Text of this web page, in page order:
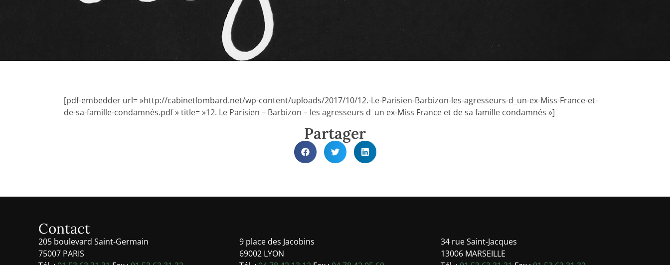
[pdf-embedder url= »http://cabinetlombard.net/wp-content/uploads/2017/10/12.-Le-Parisien-Barbizon-les-agresseurs-d_un-ex-Miss-France-et-
de-sa-famille-condamnés.pdf » title= »12. Le Parisien – Barbizon – les agresseurs d_un ex-Miss France et de sa famille condamnés »]
Partager
Contact
205 boulevard Saint-Germain
75007 PARIS
9 place des Jacobins
69002 LYON
34 rue Saint-Jacques
13006 MARSEILLE